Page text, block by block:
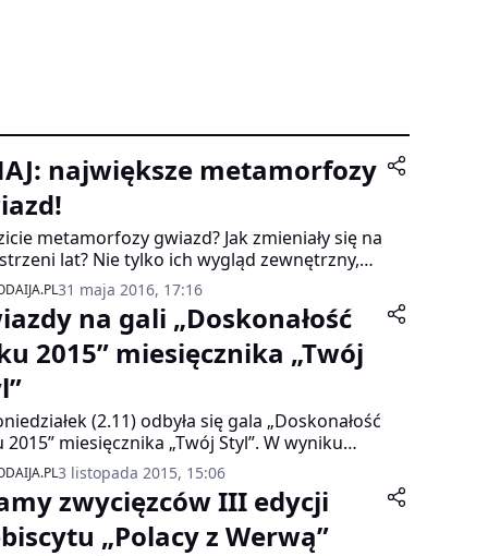
największe metamorfozy
metamorfozy gwiazd? Jak zmieniały się na
lat? Nie tylko ich wygląd zewnętrzny,
kreacje i stylizacje modowe.
31 maja 2016, 17:16
na gali „Doskonałość
2015” miesięcznika „Twój
(2.11) odbyła się gala „Doskonałość
2015” miesięcznika „Twój Styl”. W wyniku
kosmetycznego jurorzy wyłonili
ich zdaniem kosmetyki i zapachy.
3 listopada 2015, 15:06
zwycięzców III edycji
„Polacy z Werwą”